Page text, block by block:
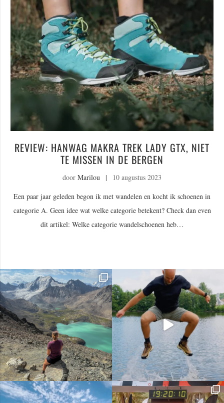
REVIEW: HANWAG MAKRA TREK LADY GTX, NIET
TE MISSEN IN DE BERGEN
door Marilou |
10 augustus 2023
Een paar jaar geleden begon ik met wandelen en kocht ik schoenen in
categorie A. Geen idee wat welke categorie betekent? Check dan even
dit artikel: Welke categorie wandelschoenen heb…